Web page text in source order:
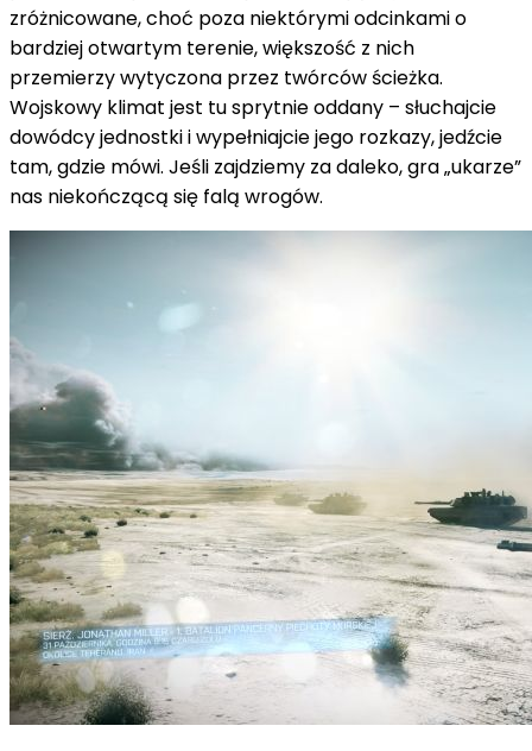
zróżnicowane, choć poza niektórymi odcinkami o
bardziej otwartym terenie, większość z nich
przemierzy wytyczona przez twórców ścieżka.
Wojskowy klimat jest tu sprytnie oddany – słuchajcie
dowódcy jednostki i wypełniajcie jego rozkazy, jedźcie
tam, gdzie mówi. Jeśli zajdziemy za daleko, gra „ukarze”
nas niekończącą się falą wrogów.